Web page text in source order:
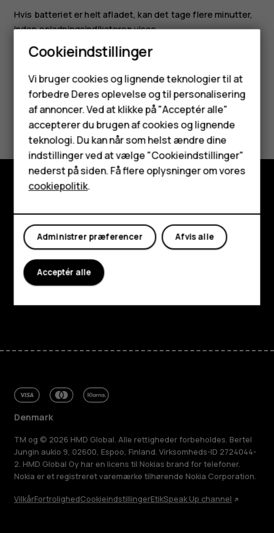
Smartphones
Feature-telefoner
Tilbehør
HMD Terra M
Tablets
Min konto
Hvis batteriet er helt afladet, kan det tage flere minutter,
inden opladningsindikatoren vises.
Synes du, dette var nyttigt?
Ja Nej
Om
Planet and people
Support
FacebookInstagram
TiktokYoutubeLinkedinDiscord
Denmark
TM og © 2026 HMD Global. Alle rettigheder forbeholdes. Bertel
Jungin aukio 9, 02600, Espoo, Finland. Virksomheds-ID 2724044-
2. HMD Global Oy har en licens til Nokias brand for telefoner.
Nokia er et registreret varemærke tilhørende Nokia Corporation.
VilkårFortrolighedCookieindstillingerEtikSpeak Up channel
Cookieindstillinger
Vi bruger cookies og lignende teknologier til at
forbedre Deres oplevelse og til personalisering
af annoncer. Ved at klikke på "Acceptér alle"
accepterer du brugen af cookies og lignende
teknologi. Du kan når som helst ændre dine
indstillinger ved at vælge "Cookieindstillinger"
nederst på siden. Få flere oplysninger om vores
cookiepolitik.
Afvis alle
Administrer præferencer
Acceptér alle